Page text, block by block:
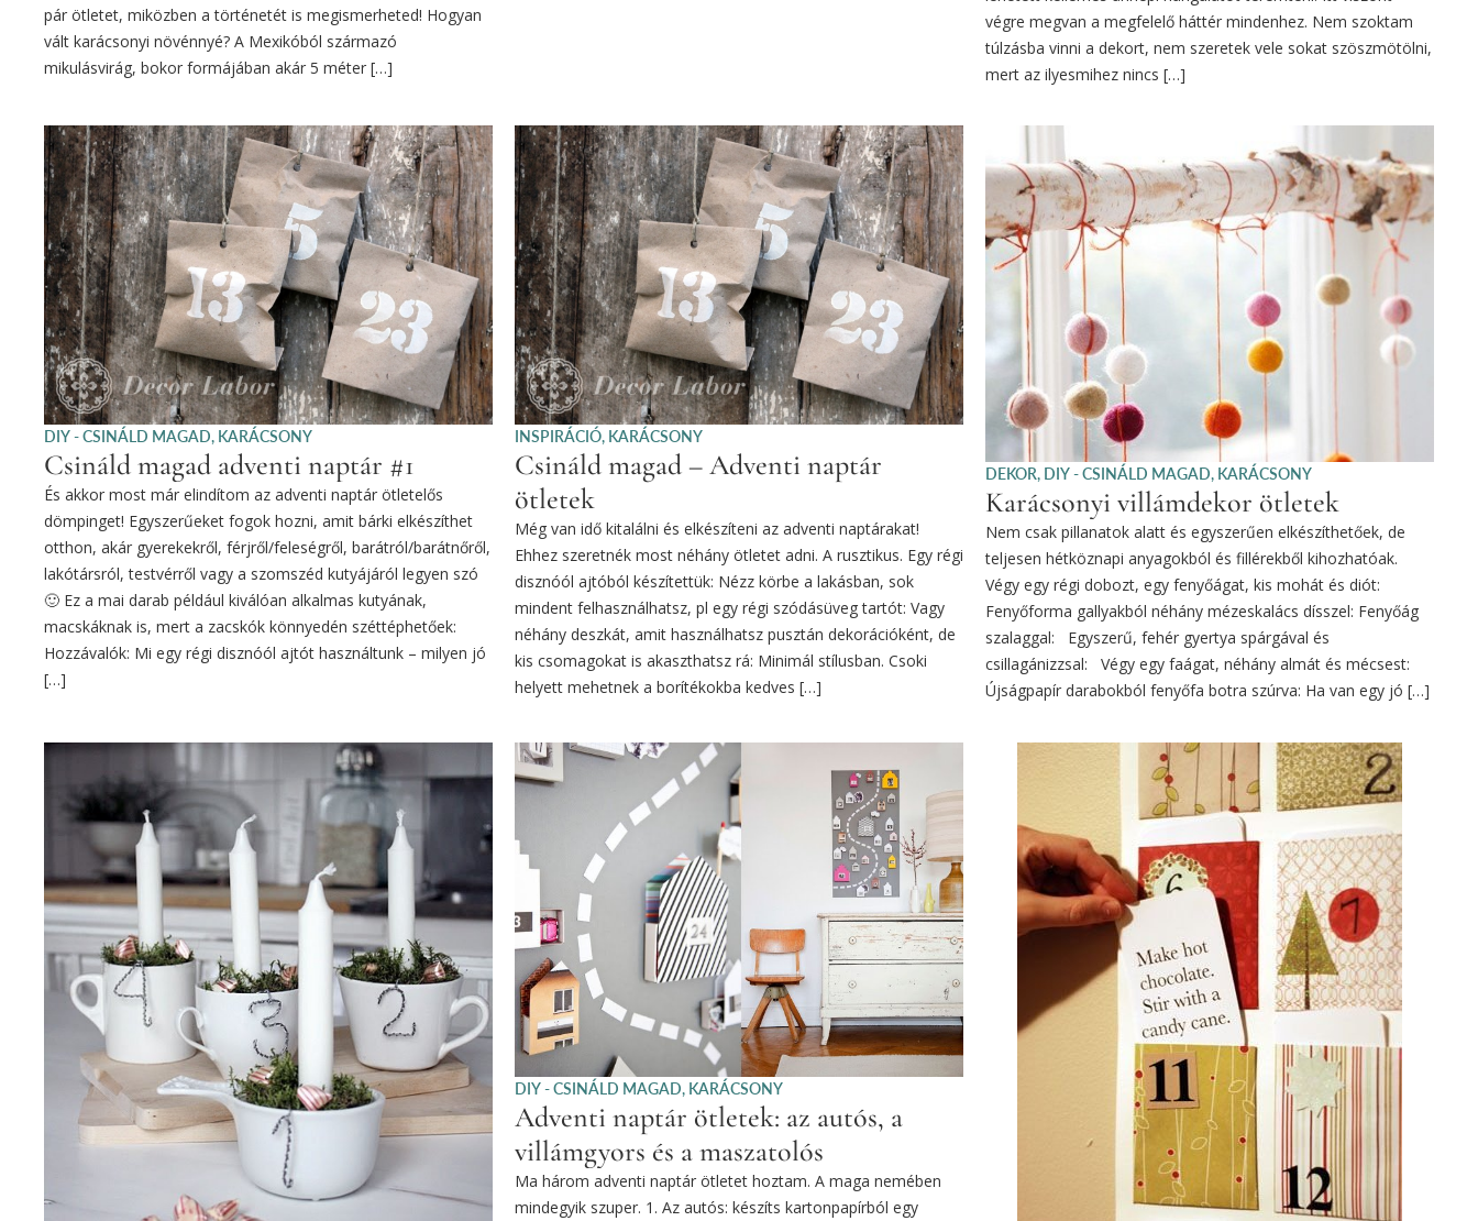
pár ötletet, miközben a történetét is megismerheted! Hogyan
vált karácsonyi növénnyé? A Mexikóból származó
mikulásvirág, bokor formájában akár 5 méter […]
végre megvan a megfelelő háttér mindenhez. Nem szoktam
túlzásba vinni a dekort, nem szeretek vele sokat szöszmötölni,
mert az ilyesmihez nincs […]
DIY - CSINÁLD MAGAD, KARÁCSONY
Csináld magad adventi naptár #1
És akkor most már elindítom az adventi naptár ötletelős
dömpinget! Egyszerűeket fogok hozni, amit bárki elkészíthet
otthon, akár gyerekekről, férjről/feleségről, barátról/barátnőről,
lakótársról, testvérről vagy a szomszéd kutyájáról legyen szó
🙂 Ez a mai darab például kiválóan alkalmas kutyának,
macskáknak is, mert a zacskók könnyedén széttéphetőek:
Hozzávalók: Mi egy régi disznóól ajtót használtunk – milyen jó
[…]
INSPIRÁCIÓ, KARÁCSONY
Csináld magad – Adventi naptár
ötletek
Még van idő kitalálni és elkészíteni az adventi naptárakat!
Ehhez szeretnék most néhány ötletet adni. A rusztikus. Egy régi
disznóól ajtóból készítettük: Nézz körbe a lakásban, sok
mindent felhasználhatsz, pl egy régi szódásüveg tartót: Vagy
néhány deszkát, amit használhatsz pusztán dekorációként, de
kis csomagokat is akaszthatsz rá: Minimál stílusban. Csoki
helyett mehetnek a borítékokba kedves […]
DEKOR, DIY - CSINÁLD MAGAD, KARÁCSONY
Karácsonyi villámdekor ötletek
Nem csak pillanatok alatt és egyszerűen elkészíthetőek, de
teljesen hétköznapi anyagokból és fillérekből kihozhatóak.
Végy egy régi dobozt, egy fenyőágat, kis mohát és diót:
Fenyőforma gallyakból néhány mézeskalács dísszel: Fenyőág
szalaggal: Egyszerű, fehér gyertya spárgával és
csillagánizzsal: Végy egy faágat, néhány almát és mécsest:
Újságpapír darabokból fenyőfa botra szúrva: Ha van egy jó […]
DIY - CSINÁLD MAGAD, KARÁCSONY
Adventi naptár ötletek: az autós, a
villámgyors és a maszatolós
Ma három adventi naptár ötletet hoztam. A maga nemében
mindegyik szuper. 1. Az autós: készíts kartonpapírból egy